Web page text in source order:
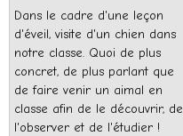
Dans le cadre d'une leçon
d'éveil, visite d'un chien dans
notre classe. Quoi de plus
concret, de plus parlant que
de faire venir un aimal en
classe afin de le découvrir, de
l'observer et de l'étudier !